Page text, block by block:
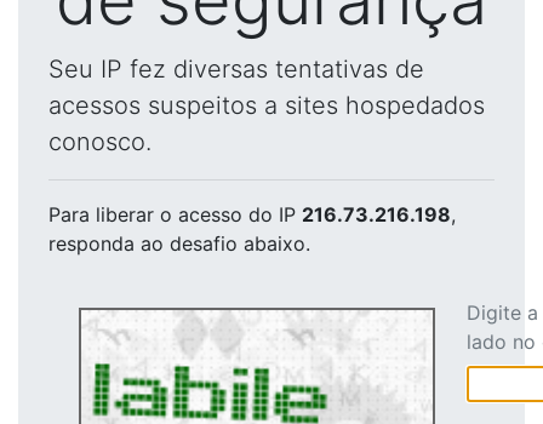
Seu IP fez diversas tentativas de
acessos suspeitos a sites hospedados
conosco.
Para liberar o acesso do IP 216.73.216.198,
responda ao desafio abaixo.
Digite
lado no